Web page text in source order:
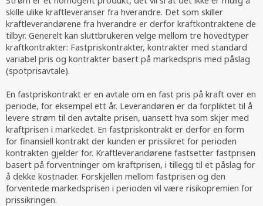
skille ulike kraftleveranser fra hverandre. Det som skiller
kraftleverandørene fra hverandre er derfor kraftkontraktene de
tilbyr. Generelt kan sluttbrukeren velge mellom tre hovedtyper
kraftkontrakter: Fastpriskontrakter, kontrakter med standard
variabel pris og kontrakter basert på markedspris med påslag
(spotprisavtale).
En fastpriskontrakt er en avtale om en fast pris på kraft over en
periode, for eksempel ett år. Leverandøren er da forpliktet til å
levere strøm til den avtalte prisen, uansett hva som skjer med
kraftprisen i markedet. En fastpriskontrakt er derfor en form
for finansiell kontrakt der kunden er prissikret for perioden
kontrakten gjelder for. Kraftleverandørene fastsetter fastprisen
basert på forventninger om kraftprisen, i tillegg til et påslag for
å dekke kostnader. Forskjellen mellom fastprisen og den
forventede markedsprisen i perioden vil være risikopremien for
prissikringen.